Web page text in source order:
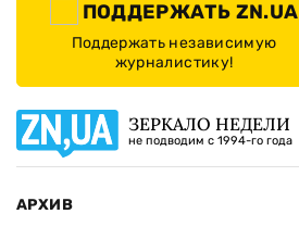
ПОДДЕРЖАТЬ ZN.UA
Поддержать независимую
журналистику!
ЗЕРКАЛО НЕДЕЛИ
не подводим с 1994-го года
АРХИВ